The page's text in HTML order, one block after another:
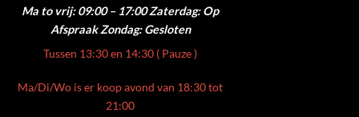
Ma to vrij: 09:00 – 17:00 Zaterdag: Op
Afspraak Zondag: Gesloten
Tussen 13:30 en 14:30 ( Pauze )
Ma/Di/Wo is er koop avond van 18:30 tot
21:00